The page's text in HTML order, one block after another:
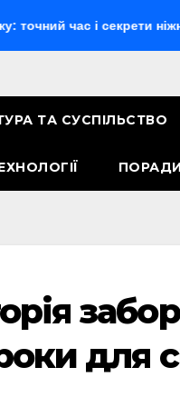
і секрети ніжності
ТА СУСПІЛЬСТВО
ПОРАДИ
для